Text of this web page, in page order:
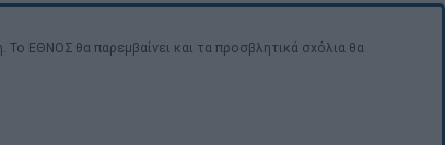
ΕΘΝΟΣ θα παρεμβαίνει και τα προσβλητικά σχόλια θα